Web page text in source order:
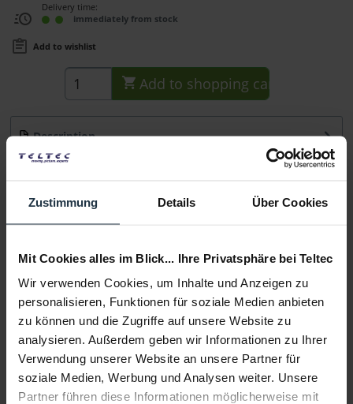
Zustimmung Details Über Cookies
Mit Cookies alles im Blick... Ihre Privatsphäre bei Teltec
Wir verwenden Cookies, um Inhalte und Anzeigen zu
personalisieren, Funktionen für soziale Medien anbieten
zu können und die Zugriffe auf unsere Website zu
analysieren. Außerdem geben wir Informationen zu Ihrer
Verwendung unserer Website an unsere Partner für
soziale Medien, Werbung und Analysen weiter. Unsere
Partner führen diese Informationen möglicherweise mit
Delivery time:
immediately from stock
Add to wishlist
Add to shopping cart
Description
Hauptmerkmale Wandhalterung für AW-UE100 Serie
Media
Manufacturer & Product Safety Information
Folgende Infos zum Hersteller sind verfübar......more
More articles from +++ Panasonic +++ look at